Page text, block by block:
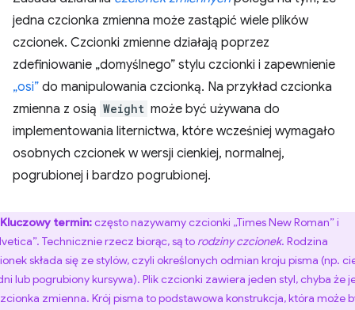
jedna czcionka zmienna może zastąpić wiele plików
czcionek. Czcionki zmienne działają poprzez
zdefiniowanie „domyślnego” stylu czcionki i zapewnienie
„osi” do manipulowania czcionką. Na przykład czcionka
zmienna z osią Weight może być używana do
implementowania liternictwa, które wcześniej wymagało
osobnych czcionek w wersji cienkiej, normalnej,
pogrubionej i bardzo pogrubionej.
Kluczowy termin:często nazywamy czcionki „Times New Roman” i
Technicznie rzecz biorąc, są to rodziny czcionek. Rodzina
składa się ze stylów, czyli określonych odmian kroju pisma (np.
lub pogrubiony kursywa). Plik czcionki zawiera jeden styl, chyba że
zmienna. Krój pisma to podstawowa konstrukcja, która może